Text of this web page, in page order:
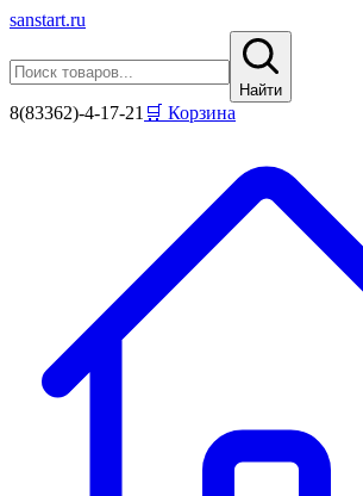
sanstart.ru
Найти
8(83362)-4-17-21 🛒 Корзина